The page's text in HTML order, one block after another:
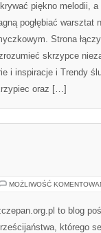
piękno melodii,
pogłębiać warsztat
Strona
skrzypce
i inspiracje i Trendy
oraz […]
MOŻLIWOŚĆ
to blog
którego